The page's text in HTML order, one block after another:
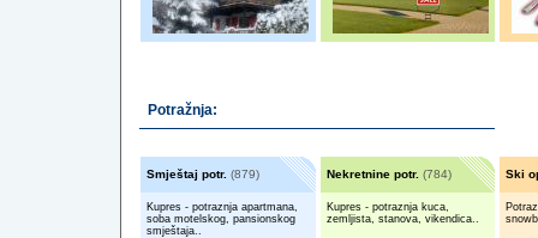
Potražnja:
Smještaj potr. (879)
Kupres - potraznja apartmana,
soba motelskog, pansionskog
smještaja..
Nekretnine potr. (784)
Kupres - potraznja kuca,
zemljista, stanova, vikendica..
Ski